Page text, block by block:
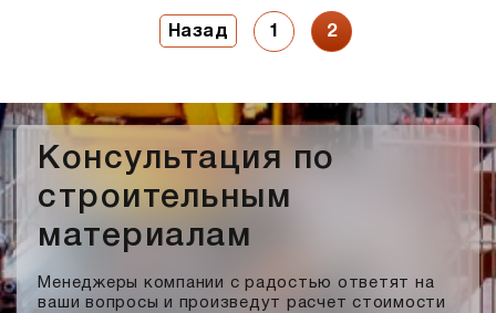
Назад 1 2
Консультация по
строительным
материалам
Менеджеры компании с радостью ответят на
ваши вопросы и произведут расчет стоимости